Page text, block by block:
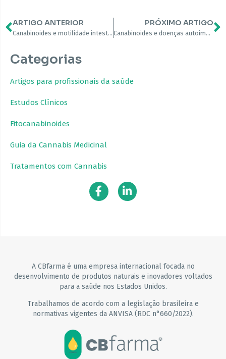
ARTIGO ANTERIOR
Canabinoides e motilidade intestinal: bem-vindo aos receptores CB2
PRÓXIMO ARTIGO
Canabinoides e doenças autoimunes: uma revisão sistemática
Categorias
Artigos para profissionais da saúde
Estudos Clínicos
Fitocanabinoides
Guia da Cannabis Medicinal
Tratamentos com Cannabis
A CBfarma é uma empresa internacional focada no
desenvolvimento de produtos naturais e inovadores voltados
para a saúde nos Estados Unidos.
Trabalhamos de acordo com a legislação brasileira e
normativas vigentes da ANVISA (RDC n°660/2022).